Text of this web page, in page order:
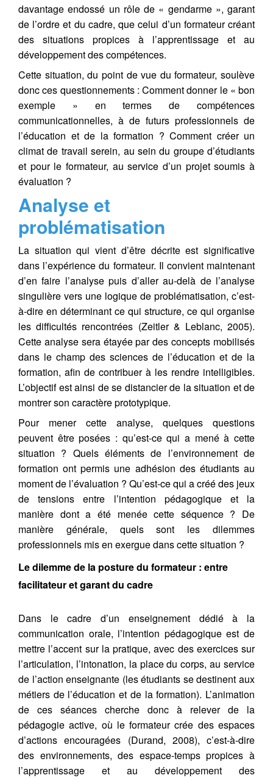
davantage endossé un rôle de « gendarme », garant
de l’ordre et du cadre, que celui d’un formateur créant
des situations propices à l’apprentissage et au
développement des compétences.
Cette situation, du point de vue du formateur, soulève
donc ces questionnements : Comment donner le « bon
exemple » en termes de compétences
communicationnelles, à de futurs professionnels de
l’éducation et de la formation ? Comment créer un
climat de travail serein, au sein du groupe d’étudiants
et pour le formateur, au service d’un projet soumis à
évaluation ?
Analyse et
problématisation
La situation qui vient d’être décrite est significative
dans l’expérience du formateur. Il convient maintenant
d’en faire l’analyse puis d’aller au-delà de l’analyse
singulière vers une logique de problématisation, c’est-
à-dire en déterminant ce qui structure, ce qui organise
les difficultés rencontrées (Zeitler & Leblanc, 2005).
Cette analyse sera étayée par des concepts mobilisés
dans le champ des sciences de l’éducation et de la
formation, afin de contribuer à les rendre intelligibles.
L’objectif est ainsi de se distancier de la situation et de
montrer son caractère prototypique.
Pour mener cette analyse, quelques questions
peuvent être posées : qu’est-ce qui a mené à cette
situation ? Quels éléments de l’environnement de
formation ont permis une adhésion des étudiants au
moment de l’évaluation ? Qu’est-ce qui a créé des jeux
de tensions entre l’intention pédagogique et la
manière dont a été menée cette séquence ? De
manière générale, quels sont les dilemmes
professionnels mis en exergue dans cette situation ?
Le dilemme de la posture du formateur : entre
facilitateur et garant du cadre
Dans le cadre d’un enseignement dédié à la
communication orale, l’intention pédagogique est de
mettre l’accent sur la pratique, avec des exercices sur
l’articulation, l’intonation, la place du corps, au service
de l’action enseignante (les étudiants se destinent aux
métiers de l’éducation et de la formation). L’animation
de ces séances cherche donc à relever de la
pédagogie active, où le formateur crée des espaces
d’actions encouragées (Durand, 2008), c’est-à-dire
des environnements, des espace-temps propices à
l’apprentissage et au développement des